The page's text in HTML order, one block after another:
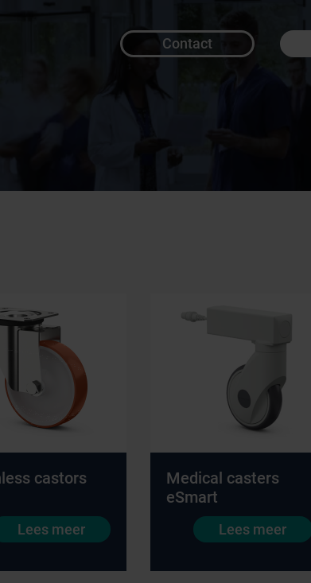
Contact
castors
Lees meer
Medical casters
eSmart
Lees meer